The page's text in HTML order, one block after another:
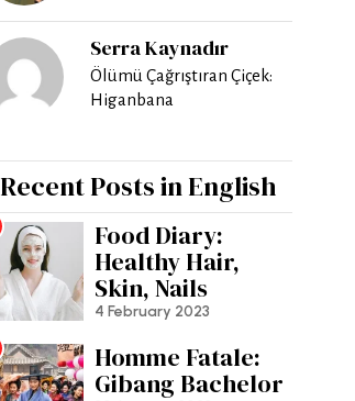
Serra Kaynadır
Ölümü Çağrıştıran Çiçek:
Higanbana
Recent Posts in English
Food Diary:
Healthy Hair,
Skin, Nails
4 February 2023
Homme Fatale:
Gibang Bachelor